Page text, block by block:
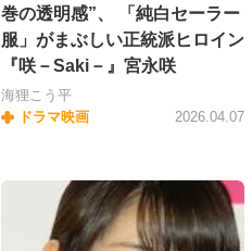
巻の透明感”、 「純白セーラー
服」がまぶしい正統派ヒロイン
『咲－Saki－』宮永咲
海狸こう平
ドラマ映画
2026.04.07